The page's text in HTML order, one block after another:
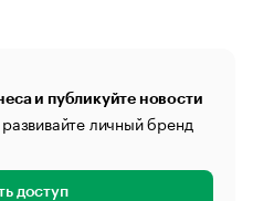
и публикуйте новости
личный бренд
доступ